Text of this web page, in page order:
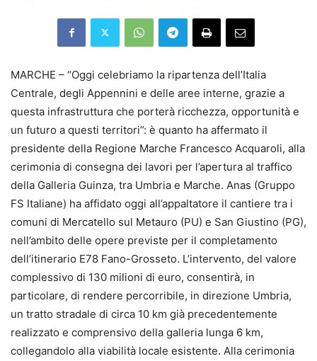
MARCHE – “Oggi celebriamo la ripartenza dell’Italia
Centrale, degli Appennini e delle aree interne, grazie a
questa infrastruttura che porterà ricchezza, opportunità e
un futuro a questi territori”: è quanto ha affermato il
presidente della Regione Marche Francesco Acquaroli, alla
cerimonia di consegna dei lavori per l’apertura al traffico
della Galleria Guinza, tra Umbria e Marche. Anas (Gruppo
FS Italiane) ha affidato oggi all’appaltatore il cantiere tra i
comuni di Mercatello sul Metauro (PU) e San Giustino (PG),
nell’ambito delle opere previste per il completamento
dell’itinerario E78 Fano-Grosseto. L’intervento, del valore
complessivo di 130 milioni di euro, consentirà, in
particolare, di rendere percorribile, in direzione Umbria,
un tratto stradale di circa 10 km già precedentemente
realizzato e comprensivo della galleria lunga 6 km,
collegandolo alla viabilità locale esistente. Alla cerimonia